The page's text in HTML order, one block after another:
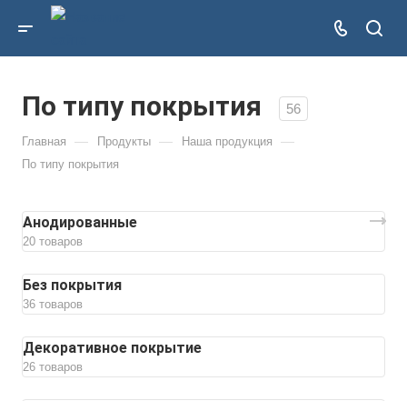
По типу покрытия 56
Главная — Продукты — Наша продукция —
По типу покрытия
Анодированные
20 товаров
Без покрытия
36 товаров
Декоративное покрытие
26 товаров